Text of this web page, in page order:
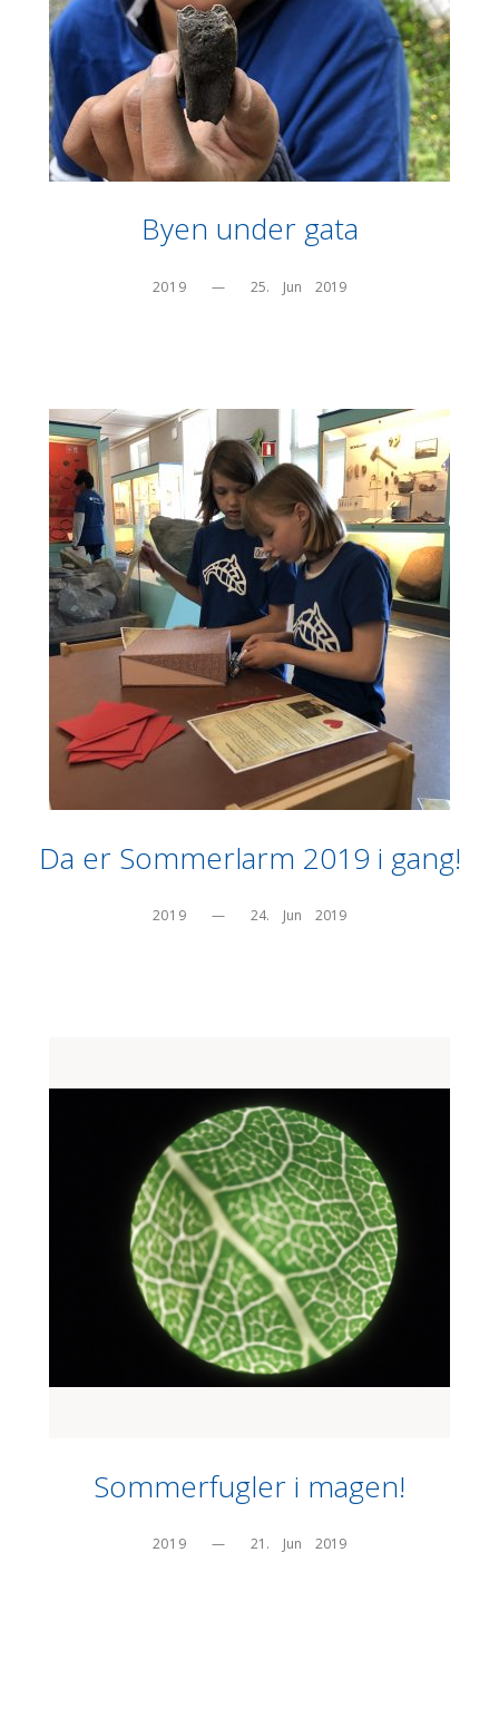
Byen under gata
2019 — 25.    Jun    2019
Da er Sommerlarm 2019 i gang!
2019 — 24.    Jun    2019
Sommerfugler i magen!
2019 — 21.    Jun    2019